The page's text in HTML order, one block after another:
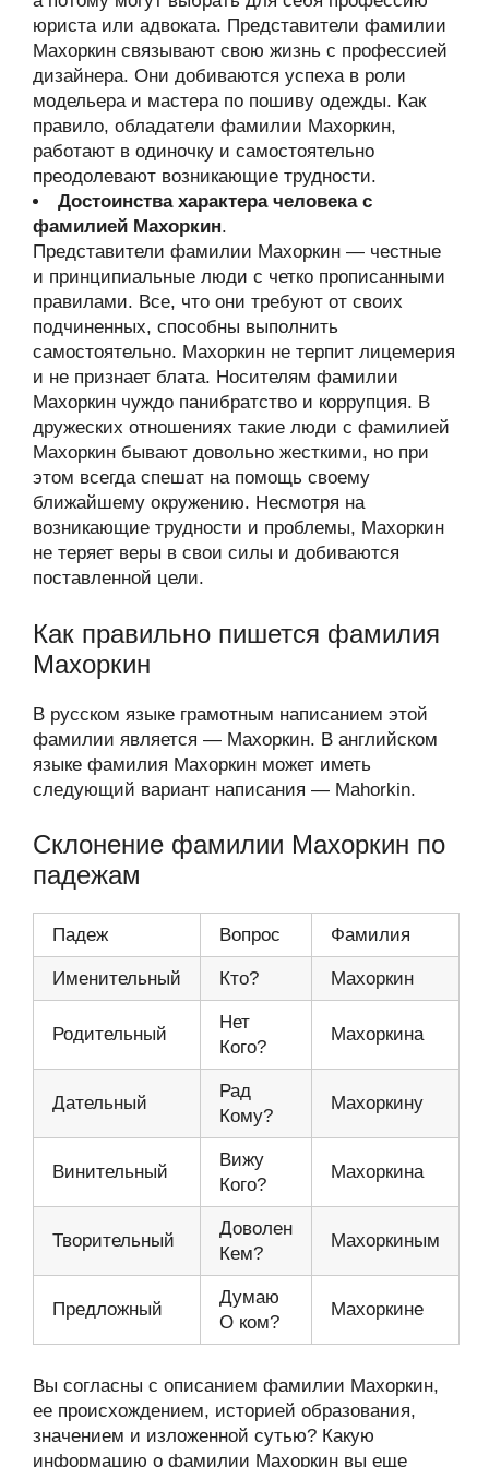
юриста или адвоката. Представители фамилии
Махоркин связывают свою жизнь с профессией
дизайнера. Они добиваются успеха в роли
модельера и мастера по пошиву одежды. Как
правило, обладатели фамилии Махоркин,
работают в одиночку и самостоятельно
преодолевают возникающие трудности.
Достоинства характера человека с
фамилией Махоркин.
Представители фамилии Махоркин — честные
и принципиальные люди с четко прописанными
правилами. Все, что они требуют от своих
подчиненных, способны выполнить
самостоятельно. Махоркин не терпит лицемерия
и не признает блата. Носителям фамилии
Махоркин чуждо панибратство и коррупция. В
дружеских отношениях такие люди с фамилией
Махоркин бывают довольно жесткими, но при
этом всегда спешат на помощь своему
ближайшему окружению. Несмотря на
возникающие трудности и проблемы, Махоркин
не теряет веры в свои силы и добиваются
поставленной цели.
Как правильно пишется фамилия
Махоркин
В русском языке грамотным написанием этой
фамилии является — Махоркин. В английском
языке фамилия Махоркин может иметь
следующий вариант написания — Mahorkin.
Склонение фамилии Махоркин по
падежам
Падеж Вопрос Фамилия
Именительный Кто? Махоркин
Родительный
Нет
Кого?
Махоркина
Дательный
Рад
Кому?
Махоркину
Винительный
Вижу
Кого?
Махоркина
Творительный
Доволен
Кем?
Махоркиным
Предложный
Думаю
О ком?
Махоркине
Вы согласны с описанием фамилии Махоркин,
ее происхождением, историей образования,
значением и изложенной сутью? Какую
информацию о фамилии Махоркин вы еще